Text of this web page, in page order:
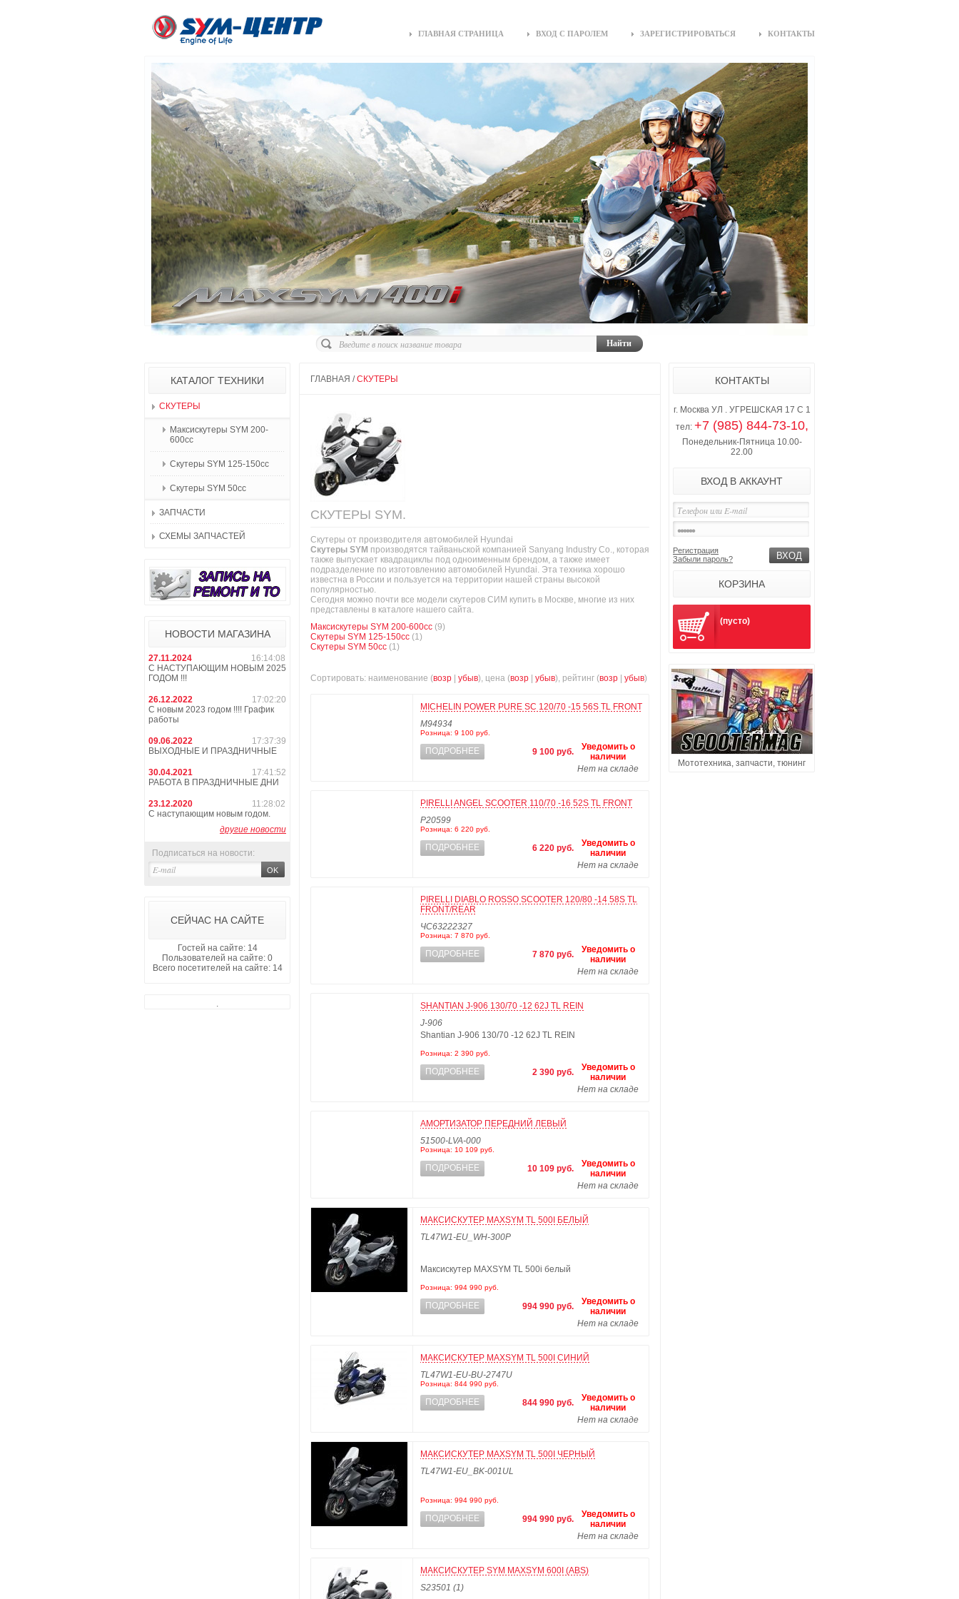
ГЛАВНАЯ СТРАНИЦА ВХОД С ПАРОЛЕМ ЗАРЕГИСТРИРОВАТЬСЯ КОНТАКТЫ
КАТАЛОГ ТЕХНИКИ
СКУТЕРЫ
Максискутеры SYM 200-
600cc
Скутеры SYM 125-150cc
Скутеры SYM 50сс
ЗАПЧАСТИ
СХЕМЫ ЗАПЧАСТЕЙ
НОВОСТИ МАГАЗИНА
27.11.2024
16:14:08
С НАСТУПАЮЩИМ НОВЫМ 2025
ГОДОМ !!!
26.12.2022
17:02:20
С новым 2023 годом !!!! График
работы
09.06.2022
17:37:39
ВЫХОДНЫЕ И ПРАЗДНИЧНЫЕ
30.04.2021
17:41:52
РАБОТА В ПРАЗДНИЧНЫЕ ДНИ
23.12.2020
11:28:02
С наступающим новым годом.
другие новости
Подписаться на новости:
СЕЙЧАС НА САЙТЕ
Гостей на сайте: 14
Пользователей на сайте: 0
Всего посетителей на сайте: 14
.
ГЛАВНАЯ / СКУТЕРЫ
СКУТЕРЫ SYM.
Скутеры от производителя автомобилей Hyundai
Скутеры SYM производятся тайваньской компанией Sanyang Industry Co., которая
также выпускает квадрациклы под одноименным брендом, а также имеет
подразделение по изготовлению автомобилей Hyundai. Эта техника хорошо
известна в России и пользуется на территории нашей страны высокой
популярностью.
Сегодня можно почти все модели скутеров СИМ купить в Москве, многие из них
представлены в каталоге нашего сайта.
Максискутеры SYM 200-600cc (9)
Скутеры SYM 125-150cc (1)
Скутеры SYM 50сс (1)
Сортировать: наименование (возр убыв), цена (возр убыв), рейтинг (возр убыв)
MICHELIN POWER PURE SC 120/70 -15 56S TL FRONT
M94934
Розница: 9 100 руб.
ПОДРОБНЕЕ 9 100 руб.
Уведомить о
наличии
Нет на складе
PIRELLI ANGEL SCOOTER 110/70 -16 52S TL FRONT
P20599
Розница: 6 220 руб.
ПОДРОБНЕЕ 6 220 руб.
Уведомить о
наличии
Нет на складе
PIRELLI DIABLO ROSSO SCOOTER 120/80 -14 58S TL
FRONT/REAR
ЧС63222327
Розница: 7 870 руб.
ПОДРОБНЕЕ 7 870 руб.
Уведомить о
наличии
Нет на складе
SHANTIAN J-906 130/70 -12 62J TL REIN
J-906
Shantian J-906 130/70 -12 62J TL REIN
Розница: 2 390 руб.
ПОДРОБНЕЕ 2 390 руб.
Уведомить о
наличии
Нет на складе
АМОРТИЗАТОР ПЕРЕДНИЙ ЛЕВЫЙ
51500-LVA-000
Розница: 10 109 руб.
ПОДРОБНЕЕ 10 109 руб.
Уведомить о
наличии
Нет на складе
МАКСИСКУТЕР MAXSYM TL 500I БЕЛЫЙ
TL47W1-EU_WH-300P
Максискутер MAXSYM TL 500i белый
Розница: 994 990 руб.
ПОДРОБНЕЕ 994 990 руб.
Уведомить о
наличии
Нет на складе
МАКСИСКУТЕР MAXSYM TL 500I СИНИЙ
TL47W1-EU-BU-2747U
Розница: 844 990 руб.
ПОДРОБНЕЕ 844 990 руб.
Уведомить о
наличии
Нет на складе
МАКСИСКУТЕР MAXSYM TL 500I ЧЕРНЫЙ
TL47W1-EU_BK-001UL
Розница: 994 990 руб.
ПОДРОБНЕЕ 994 990 руб.
Уведомить о
наличии
Нет на складе
МАКСИСКУТЕР SYM MAXSYM 600I (ABS)
S23501 (1)
КОНТАКТЫ
г. Москва УЛ . УГРЕШСКАЯ 17 С 1
тел: +7 (985) 844-73-10,
Понедельник-Пятница 10.00-
22.00
ВХОД В АККАУНТ
Регистрация
Забыли пароль?
КОРЗИНА
(пусто)
Мототехника, запчасти, тюнинг